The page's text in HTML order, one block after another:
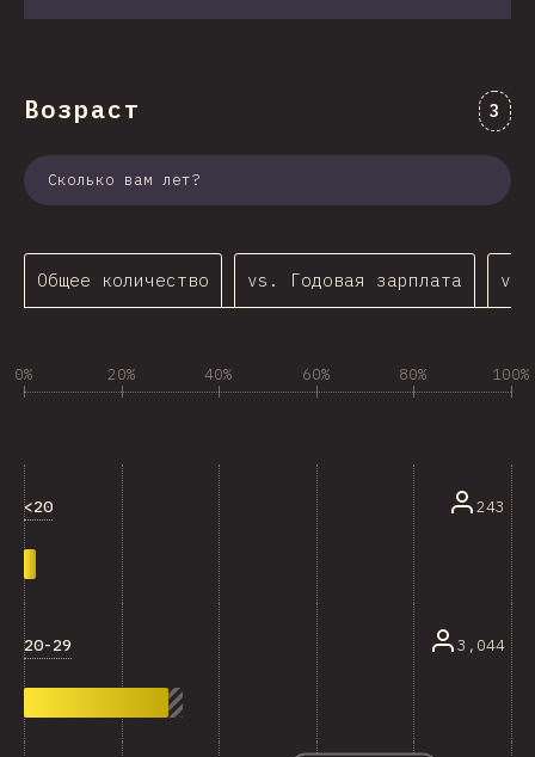
Возраст 3
Сколько вам лет?
Общее количество vs. Годовая зарплата vs.
0% 20% 40% 60% 80% 100%
<20 243
20-29 3,044